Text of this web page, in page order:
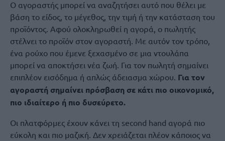
Ο αγοραστής μπορεί να αναζητήσει αυτό που θέλει με
βάση το είδος, το μέγεθος, την τιμή ή την κατάσταση του
προϊόντος. Αφού ολοκληρωθεί η αγορά, ο πωλητής
στέλνει το προϊόν στον αγοραστή. Με αυτόν τον τρόπο,
ένα ρούχο που έμενε ξεχασμένο σε μια ντουλάπα
μπορεί να αποκτήσει νέα ζωή. Για τον πωλητή σημαίνει
επιπλέον εισόδημα ή απλώς άδειασμα χώρου. Για τον
αγοραστή σημαίνει πρόσβαση σε κάτι πιο οικονομικό,
πιο ιδιαίτερο ή πιο δυσεύρετο.
Οι πλατφόρμες έχουν κάνει τη second hand αγορά πιο
εύκολη και πιο μαζική. Δεν χρειάζεται πλέον κάποιος να